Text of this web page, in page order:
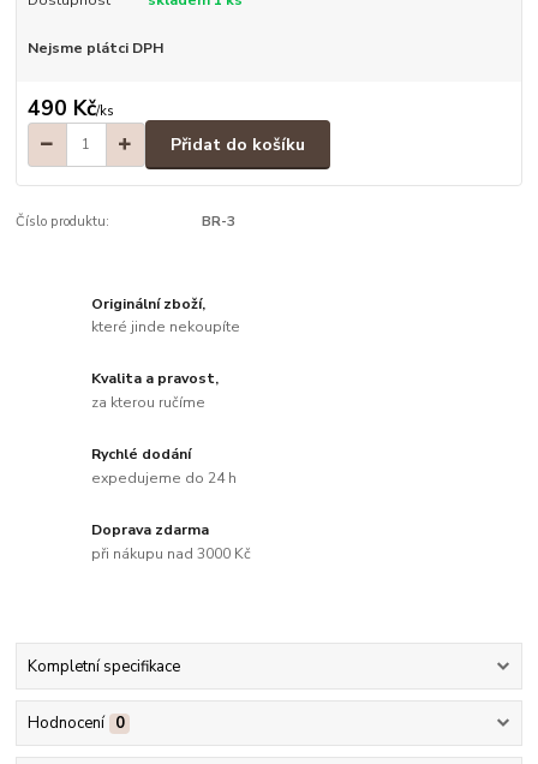
Nejsme plátci DPH
490 Kč/ks
Přidat do košíku
Číslo produktu: BR-3
Originální zboží,
které jinde nekoupíte
Kvalita a pravost,
za kterou ručíme
Rychlé dodání
expedujeme do 24 h
Doprava zdarma
při nákupu nad 3000 Kč
Kompletní specifikace
Hodnocení 0